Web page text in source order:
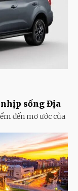
sống Địa
đến mơ ước của